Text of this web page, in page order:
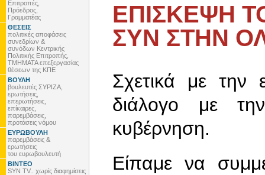
Επιτροπές,
Πρόεδρος,
Γραμματέας
ΘΕΣΕΙΣ
πολιτικές αποφάσεις
συνεδρίων &
συνόδων Κεντρικής
Πολιτικής Επιτροπής,
ΤΜΗΜΑΤΑ επεξεργασίας
θέσεων της ΚΠΕ
ΒΟΥΛΗ
βουλευτές ΣΥΡΙΖΑ,
ερωτήσεις,
επερωτήσεις,
επίκαιρες,
παρεμβάσεις,
προτάσεις νόμου
ΕΥΡΩΒΟΥΛΗ
παρεμβάσεις &
ερωτήσεις
του ευρωβουλευτή
ΒΙΝΤΕΟ
SYN TV.. χωρίς διαφημίσεις
ΕΠΙΣΚΕΨΗ
ΣΥΝ ΣΤΗΝ
Σχετικά με την
διάλογο με
κυβέρνηση.
Είπαμε να